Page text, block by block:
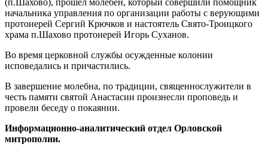
начальника управления по организации работы с верующими
протоиерей Сергий Крючков и настоятель Свято-Троицкого
храма п.Шахово протоиерей Игорь Суханов.
Во время церковной службы осужденные колонии
исповедались и причастились.
В завершение молебна, по традиции, священнослужители в
честь памяти святой Анастасии произнесли проповедь и
провели беседу о покаянии.
Информационно-аналитический отдел Орловской
митрополии.